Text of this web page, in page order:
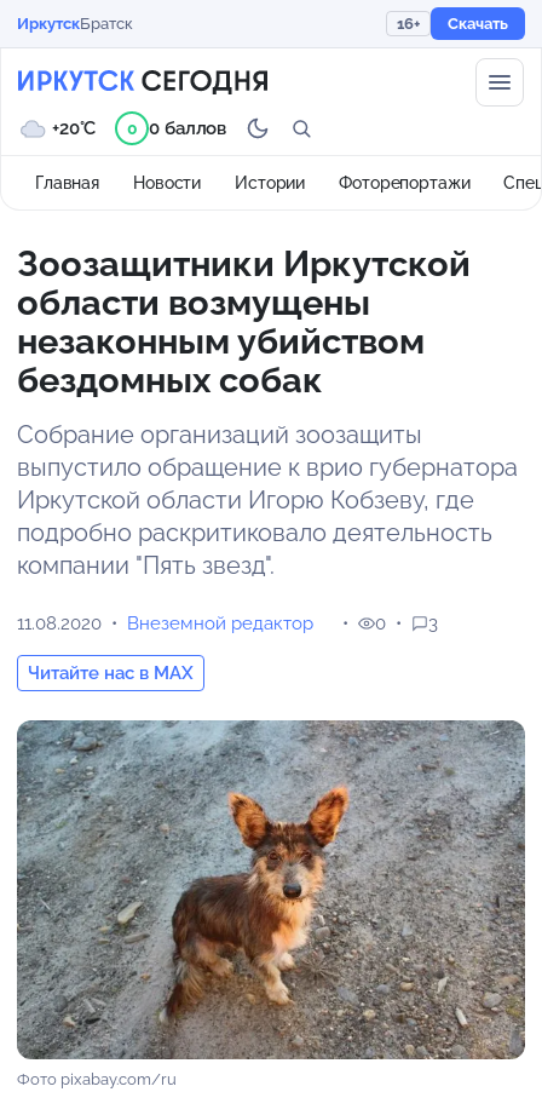
ИркутскБратск 16+ Скачать
Главная Новости Истории Фоторепортажи
+20°C 0 0 баллов
Зоозащитники Иркутской
области возмущены
незаконным убийством
бездомных собак
Собрание организаций зоозащиты
выпустило обращение к врио губернатора
Иркутской области Игорю Кобзеву, где
подробно раскритиковало деятельность
компании "Пять звезд".
11.08.2020 Внеземной редактор
Читайте нас в MAX
0 3
Фото pixabay.com/ru